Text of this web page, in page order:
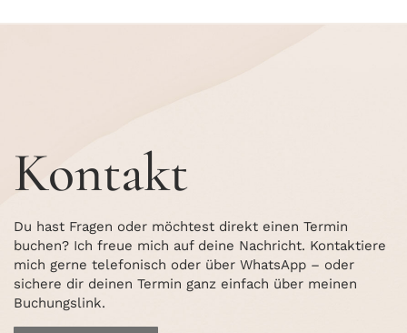
Kontakt
Du hast Fragen oder möchtest direkt einen Termin
buchen? Ich freue mich auf deine Nachricht. Kontaktiere
mich gerne telefonisch oder über WhatsApp – oder
sichere dir deinen Termin ganz einfach über meinen
Buchungslink.